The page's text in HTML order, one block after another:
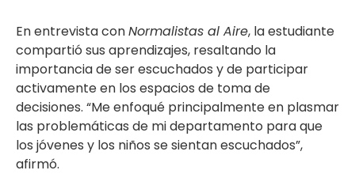
En entrevista conNormalistas al Aire, la estudiante
compartió sus aprendizajes, resaltando la
importancia de ser escuchados y de participar
activamente en los espacios de toma de
decisiones. “Me enfoqué principalmente en plasmar
las problemáticas de mi departamento para que
los jóvenes y los niños se sientan escuchados”,
afirmó.